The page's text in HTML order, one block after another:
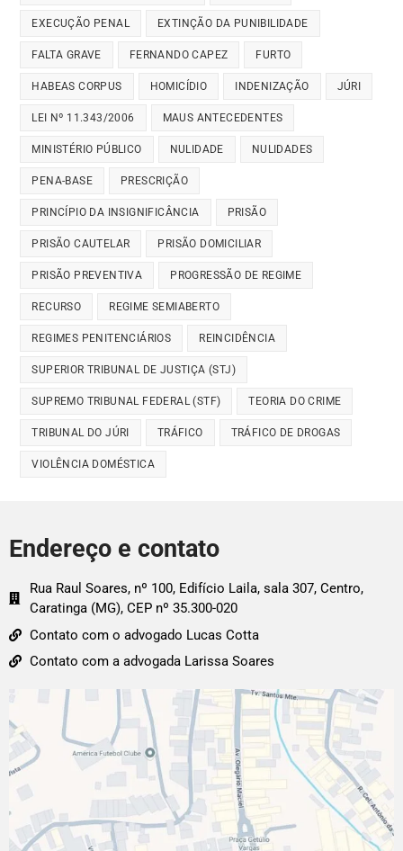
EXECUÇÃO PENAL EXTINÇÃO DA PUNIBILIDADE
FALTA GRAVE FERNANDO CAPEZ FURTO
HABEAS CORPUS HOMICÍDIO INDENIZAÇÃO JÚRI
LEI Nº 11.343/2006 MAUS ANTECEDENTES
MINISTÉRIO PÚBLICO NULIDADE NULIDADES
PENA-BASE PRESCRIÇÃO
PRINCÍPIO DA INSIGNIFICÂNCIA PRISÃO
PRISÃO CAUTELAR PRISÃO DOMICILIAR
PRISÃO PREVENTIVA PROGRESSÃO DE REGIME
RECURSO REGIME SEMIABERTO
REGIMES PENITENCIÁRIOS REINCIDÊNCIA
SUPERIOR TRIBUNAL DE JUSTIÇA (STJ)
SUPREMO TRIBUNAL FEDERAL (STF) TEORIA DO CRIME
TRIBUNAL DO JÚRI TRÁFICO TRÁFICO DE DROGAS
VIOLÊNCIA DOMÉSTICA
Endereço e contato
Rua Raul Soares, nº 100, Edifício Laila, sala 307, Centro,
Caratinga (MG), CEP nº 35.300-020
Contato com o advogado Lucas Cotta
Contato com a advogada Larissa Soares